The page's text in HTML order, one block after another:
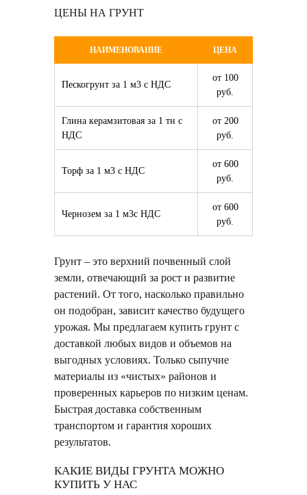
ЦЕНЫ НА ГРУНТ
НАИМЕНОВАНИЕ ЦЕНА
Пескогрунт за 1 м3 с НДС
от 100
руб.
Глина керамзитовая за 1 тн с
НДС
от 200
руб.
Торф за 1 м3 с НДС
от 600
руб.
Чернозем за 1 м3с НДС
от 600
руб.
Грунт – это верхний почвенный слой
земли, отвечающий за рост и развитие
растений. От того, насколько правильно
он подобран, зависит качество будущего
урожая. Мы предлагаем купить грунт с
доставкой любых видов и объемов на
выгодных условиях. Только сыпучие
материалы из «чистых» районов и
проверенных карьеров по низким ценам.
Быстрая доставка собственным
транспортом и гарантия хороших
результатов.
КАКИЕ ВИДЫ ГРУНТА МОЖНО
КУПИТЬ У НАС